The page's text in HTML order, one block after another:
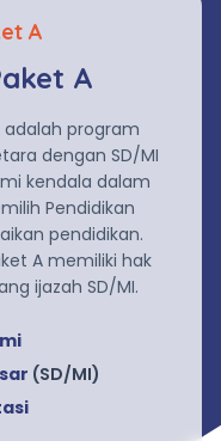
A
A
adalah program
dengan SD/MI
kendala dalam
Pendidikan
pendidikan.
A memiliki hak
ijazah SD/MI.
(SD/MI)